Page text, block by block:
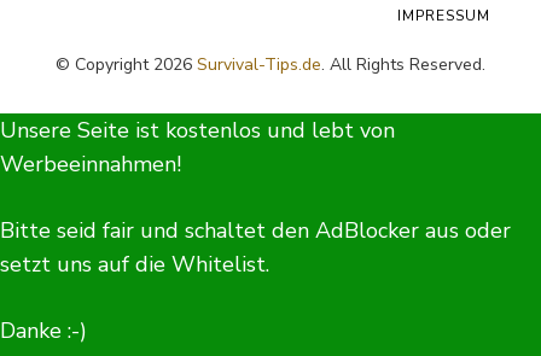
© Copyright 2026 Survival-Tips.de. All Rights Reserved.
IMPRESSUM
Unsere Seite ist kostenlos und lebt von
Werbeeinnahmen!
Bitte seid fair und schaltet den AdBlocker aus oder
setzt uns auf die Whitelist.
Danke :-)